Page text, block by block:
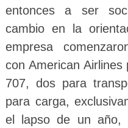
entonces a ser
cambio en la
empresa
con American
707, dos para
para carga,
el lapso de un